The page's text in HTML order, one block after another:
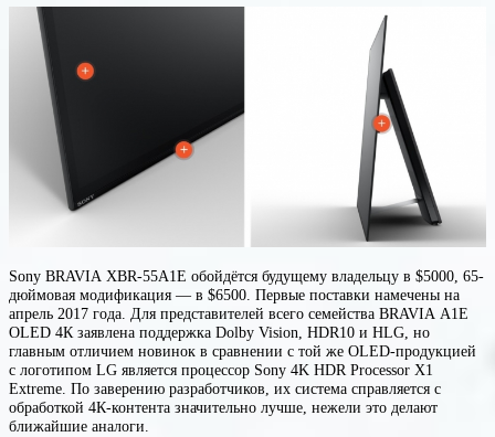
Sony BRAVIA XBR-55A1E обойдётся будущему владельцу в $5000, 65-
дюймовая модификация — в $6500. Первые поставки намечены на
апрель 2017 года. Для представителей всего семейства BRAVIA A1E
OLED 4К заявлена поддержка Dolby Vision, HDR10 и HLG, но
главным отличием новинок в сравнении с той же OLED-продукцией
с логотипом LG является процессор Sony 4K HDR Processor X1
Extreme. По заверению разработчиков, их система справляется с
обработкой 4К-контента значительно лучше, нежели это делают
ближайшие аналоги.